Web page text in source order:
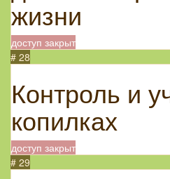
жизни
доступ закрыт
# 28
Контроль и
копилках
доступ закрыт
# 29